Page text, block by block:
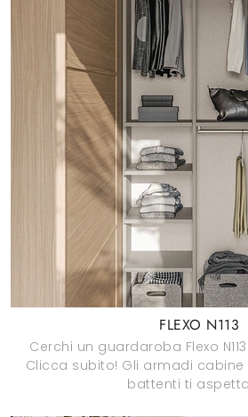
FLEXO N113
Cerchi un guardaroba Flexo
Clicca subito! Gli armadi
battenti ti